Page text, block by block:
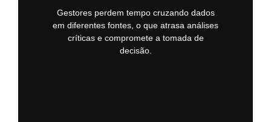
Gestores perdem tempo cruzando dados
em diferentes fontes, o que atrasa análises
críticas e compromete a tomada de
decisão.